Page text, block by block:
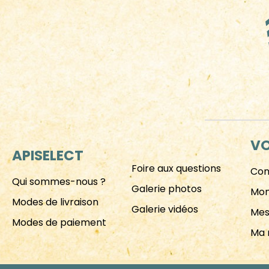
APISELECT
Qui sommes-nous ?
Modes de livraison
Modes de paiement
Foire aux questions
Galerie photos
Galerie vidéos
Ma